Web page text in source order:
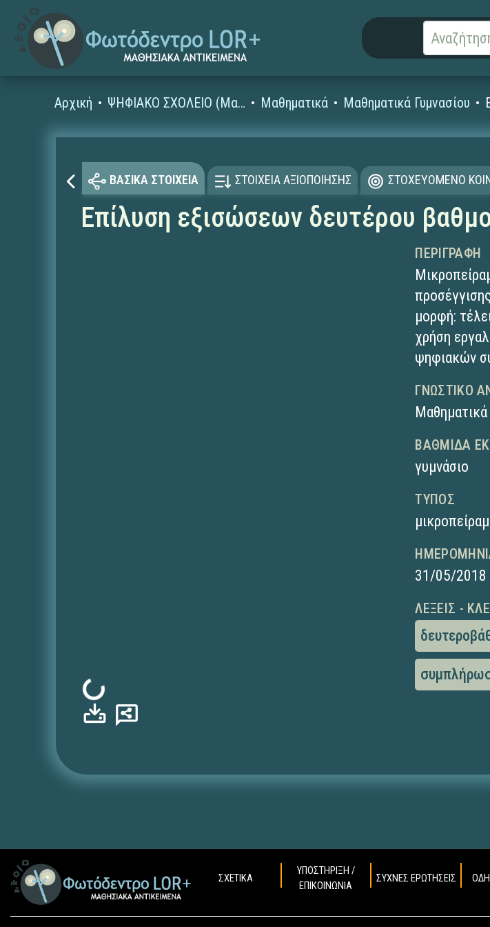
Αρχική ΨΗΦΙΑΚΟ ΣΧΟΛΕΙΟ (Μαθησιακά Αντικείμενα) Μαθηματικά Μαθηματικά Γυμνασίου
ΒΑΣΙΚΑ ΣΤΟΙΧΕΙΑ ΣΤΟΙΧΕΙΑ ΑΞΙΟΠΟΙΗΣΗΣ ΣΤΟΧΕΥΟΜΕΝΟ
Επίλυση εξισώσεων δευτέρου
Φόρτωση...
ΠΕΡΙΓΡΑΦΉ
μορφή:
χρήση
ψηφιακών
ΓΝΩΣΤΙΚΌ
Μαθηματικά
ΒΑΘΜΊΔΑ
γυμνάσιο
ΤΎΠΟΣ
31/05/2018
ΛΈΞΕΙΣ -
ΣΧΕΤΙΚΑ
ΥΠΟΣΤΗΡΙΞΗ /
ΕΠΙΚΟΙΝΩΝΙΑ
ΣΥΧΝΕΣ ΕΡΩΤΗΣΕΙΣ